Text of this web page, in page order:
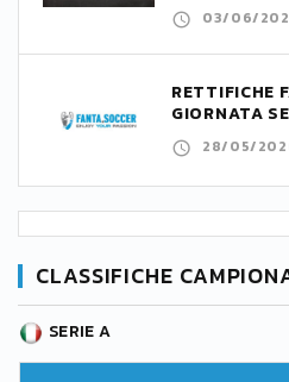
03/06/
RETTIFICHE
GIORNATA
28/05/
CLASSIFICHE
SERIE A